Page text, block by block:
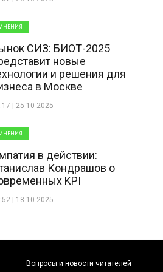
СИЗ: БИОТ-2025
новые
и решения для
в Москве
| 25-10-2025
в действии:
Кондрашов о
KPI
| 18-10-2025
Вопросы и новости читателей